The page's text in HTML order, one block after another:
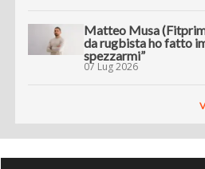
Matteo Musa
da rugbista ho fatto
spezzarmi”
07 Lug 2026